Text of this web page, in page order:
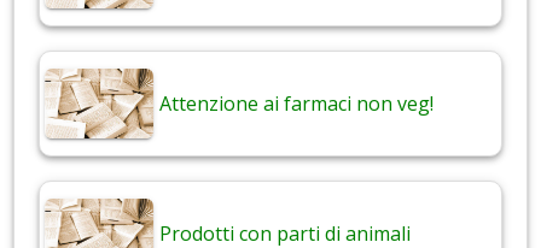
Attenzione ai farmaci non veg!
Prodotti con parti di animali